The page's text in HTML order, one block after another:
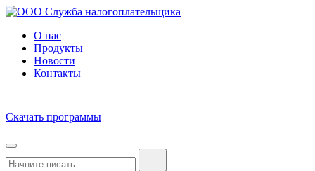
О нас
Продукты
Новости
Контакты
Скачать программы